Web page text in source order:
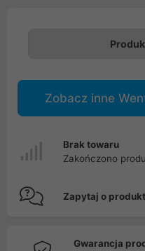
Zobacz inne
Brak towaru
Zakończono
Zapytaj o produkt
Gwarancja